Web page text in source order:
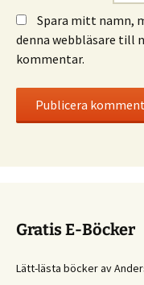
Spara mitt namn,
denna webbläsare till
kommentar.
Gratis E-Böcker
Lätt-lästa böcker av